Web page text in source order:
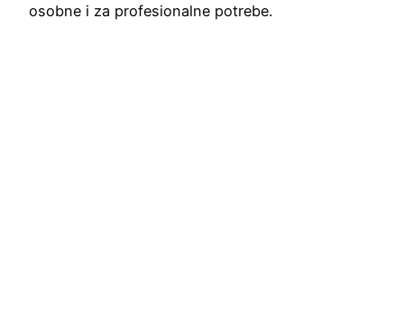
osobne i za profesionalne potrebe.